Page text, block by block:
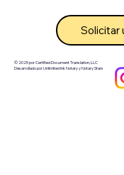
© 2025 por Certified Document Translation, LLC
Desarrollado por Unlimited Ink Notary y Notary Stars
Solicitar